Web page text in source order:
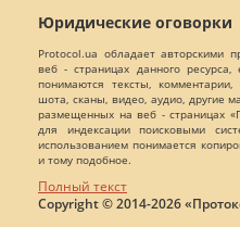
Юридические оговорки
Protocol.ua обладает авторскими
веб - страницах данного
понимаются тексты, комментарии,
шота, сканы, видео, аудио, другие
размещенных на веб - страницах
для индексации поисковыми
использованием понимается
и тому подобное.
Полный текст
Copyright © 2014-2026